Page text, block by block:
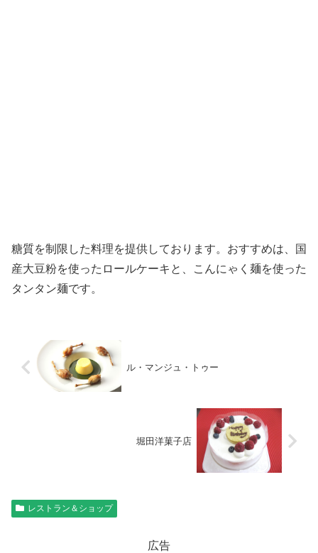
糖質を制限した料理を提供しております。おすすめは、国
産大豆粉を使ったロールケーキと、こんにゃく麺を使った
タンタン麺です。
ル・マンジュ・トゥー
堀田洋菓子店
レストラン＆ショップ
広告